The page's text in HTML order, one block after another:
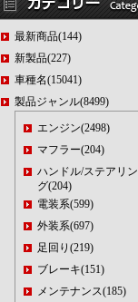
最新商品(144)
新製品(227)
車種名(15041)
製品ジャンル(8499)
エンジン(2498)
マフラー(204)
ハンドル/ステアリン
グ(204)
電装系(599)
外装系(697)
足回り(219)
ブレーキ(151)
メンテナンス(185)